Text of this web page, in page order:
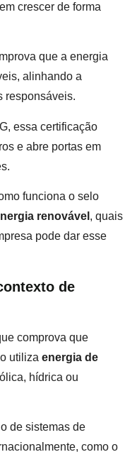
crescer de forma
que a energia
alinhando a
responsáveis.
essa certificação
e abre portas em
funciona o selo
renovável , quais
pode dar esse
de
comprova que
utiliza energia de
hídrica ou
de sistemas de
como o